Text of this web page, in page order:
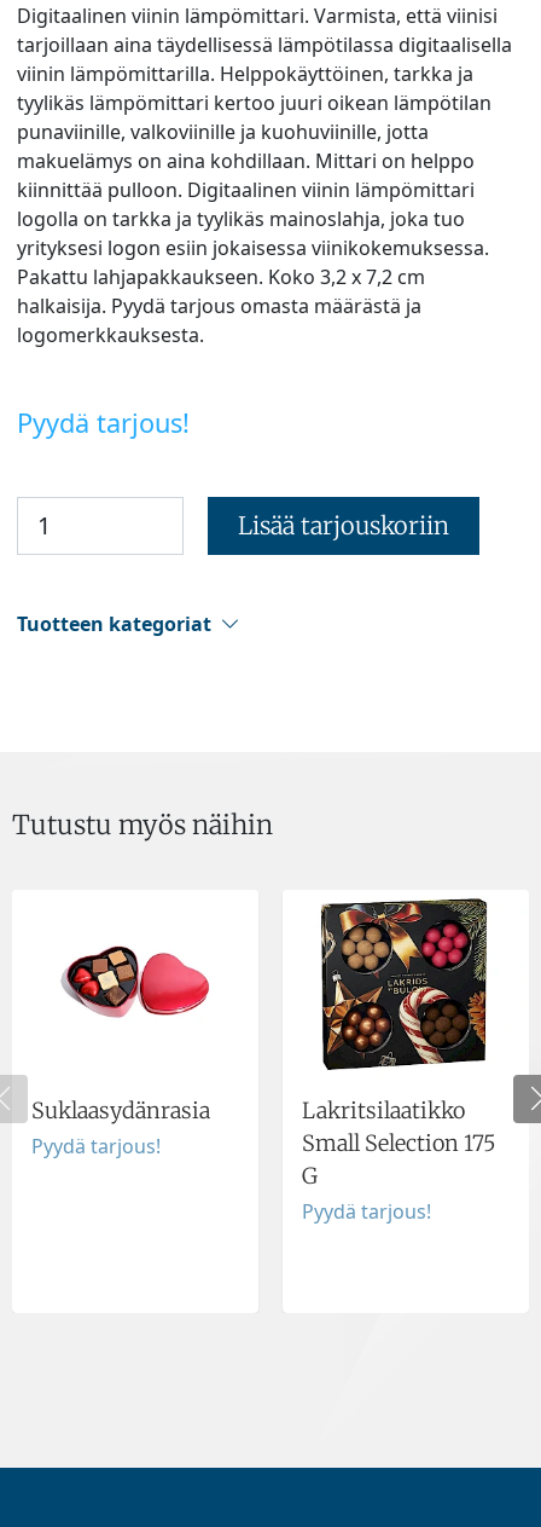
Digitaalinen viinin lämpömittari. Varmista, että viinisi
tarjoillaan aina täydellisessä lämpötilassa digitaalisella
viinin lämpömittarilla. Helppokäyttöinen, tarkka ja
tyylikäs lämpömittari kertoo juuri oikean lämpötilan
punaviinille, valkoviinille ja kuohuviinille, jotta
makuelämys on aina kohdillaan. Mittari on helppo
kiinnittää pulloon. Digitaalinen viinin lämpömittari
logolla on tarkka ja tyylikäs mainoslahja, joka tuo
yrityksesi logon esiin jokaisessa viinikokemuksessa.
Pakattu lahjapakkaukseen. Koko 3,2 x 7,2 cm
halkaisija. Pyydä tarjous omasta määrästä ja
logomerkkauksesta.
Pyydä tarjous!
Lisää tarjouskoriin
Tuotteen kategoriat
Tutustu myös näihin
Suklaasydänrasia
Pyydä tarjous!
Lakritsilaatikko
Small Selection 175
G
Pyydä tarjous!